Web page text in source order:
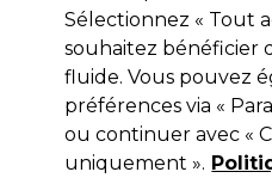
Cricket
Cricket Pince à
Acier
(2)
Sélectionnez « Tout
souhaitez bénéficier
fluide. Vous pouvez
préférences via «
ou continuer avec «
uniquement ».